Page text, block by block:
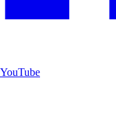
YouTube